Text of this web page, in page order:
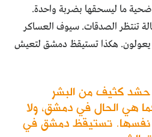
ضحية ما ليسحقها بضربة واحدة.
تنتظر الصدقات. سيوف العساكر
يعولون. هكذا تستيقظ دمشق لتعيش
حشد كثيف من البشر
هي الحال في دمشق، ولا
نفسها. تستيقظ دمشق في